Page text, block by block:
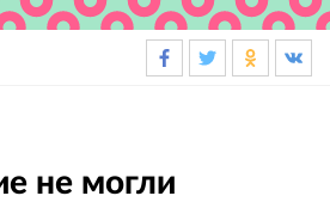
не могли